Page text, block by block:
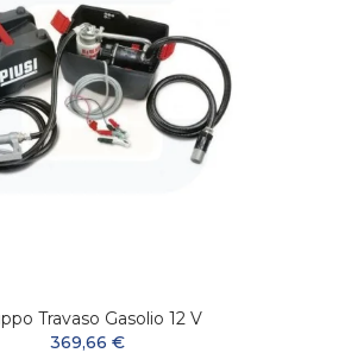
Travaso Gasolio 12 V
369,66 €